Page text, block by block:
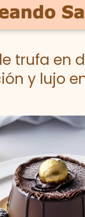
trufa en
y lujo